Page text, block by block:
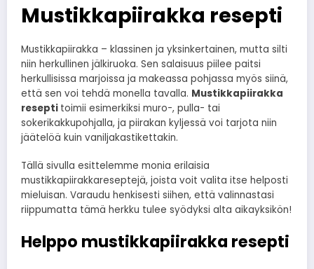
Mustikkapiirakka resepti
Mustikkapiirakka – klassinen ja yksinkertainen, mutta silti
niin herkullinen jälkiruoka. Sen salaisuus piilee paitsi
herkullisissa marjoissa ja makeassa pohjassa myös siinä,
että sen voi tehdä monella tavalla. Mustikkapiirakka
resepti toimii esimerkiksi muro-, pulla- tai
sokerikakkupohjalla, ja piirakan kyljessä voi tarjota niin
jäätelöä kuin vaniljakastikettakin.
Tällä sivulla esittelemme monia erilaisia
mustikkapiirakkareseptejä, joista voit valita itse helposti
mieluisan. Varaudu henkisesti siihen, että valinnastasi
riippumatta tämä herkku tulee syödyksi alta aikayksikön!
Helppo mustikkapiirakka resepti